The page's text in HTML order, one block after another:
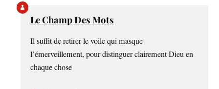
Le Champ Des Mots
Il suffit de retirer le voile qui masque
l’émerveillement, pour distinguer clairement Dieu en
chaque chose